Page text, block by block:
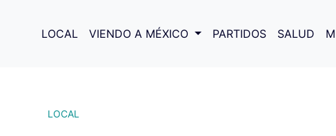
LOCAL VIENDO A MÉXICO PARTIDOS SALUD
LOCAL